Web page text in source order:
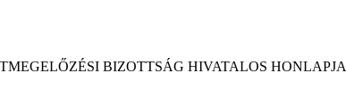
BIZOTTSÁG HIVATALOS HONLAPJA